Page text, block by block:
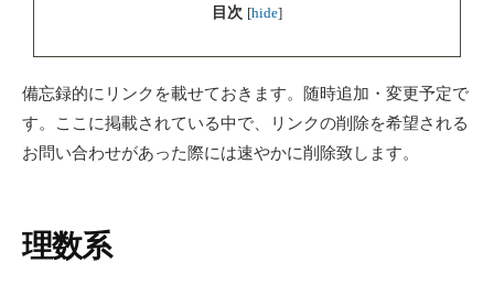
目次 [hide]
備忘録的にリンクを載せておきます。随時追加・変更予定で
す。ここに掲載されている中で、リンクの削除を希望される
お問い合わせがあった際には速やかに削除致します。
理数系